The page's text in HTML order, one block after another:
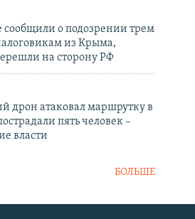
сообщили о подозрении трем
из Крыма,
на сторону РФ
дрон атаковал маршрутку в
пять человек –
власти
БОЛЬШЕ